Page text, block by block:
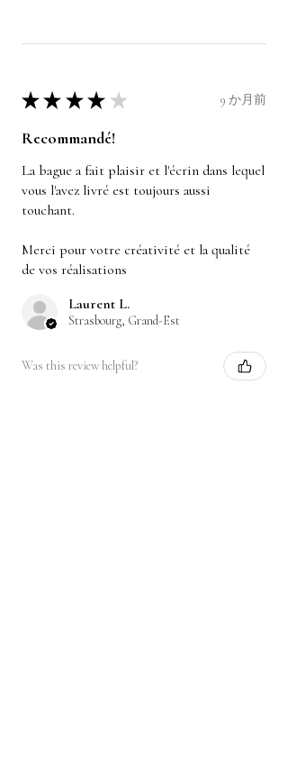
★★ ★★ ★ 9 か月前
Recommandé!
La bague a fait plaisir et l'écrin dans lequel
vous l'avez livré est toujours aussi
touchant.
Merci pour votre créativité et la qualité
de vos réalisations
Laurent L.
Strasbourg, Grand-Est
Was this review helpful?